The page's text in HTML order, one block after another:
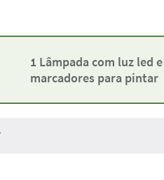
1 Lâmpada com luz led e
marcadores para pintar